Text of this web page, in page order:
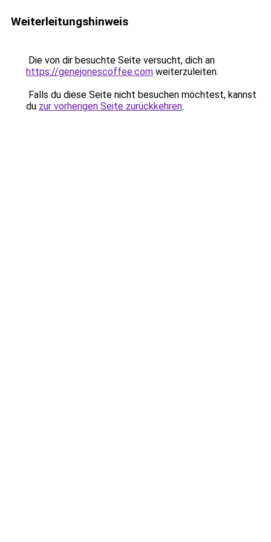
Weiterleitungshinweis
Die von dir besuchte Seite versucht, dich an
https://genejonescoffee.com weiterzuleiten.
Falls du diese Seite nicht besuchen möchtest, kannst
du zur vorherigen Seite zurückkehren.